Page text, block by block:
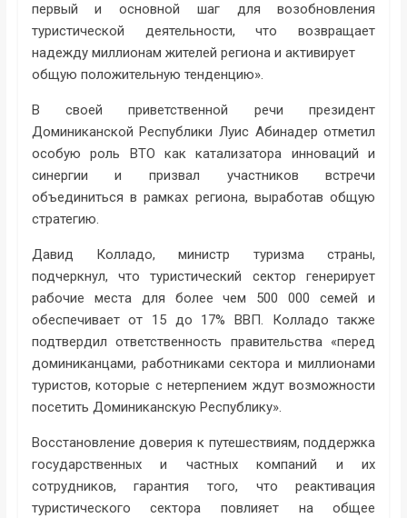
первый и основной шаг для возобновления
туристической деятельности, что возвращает
надежду миллионам жителей региона и активирует
общую положительную тенденцию».
В своей приветственной речи президент
Доминиканской Республики Луис Абинадер отметил
особую роль ВТО как катализатора инноваций и
синергии и призвал участников встречи
объединиться в рамках региона, выработав общую
стратегию.
Давид Колладо, министр туризма страны,
подчеркнул, что туристический сектор генерирует
рабочие места для более чем 500 000 семей и
обеспечивает от 15 до 17% ВВП. Колладо также
подтвердил ответственность правительства «перед
доминиканцами, работниками сектора и миллионами
туристов, которые с нетерпением ждут возможности
посетить Доминиканскую Республику».
Восстановление доверия к путешествиям, поддержка
государственных и частных компаний и их
сотрудников, гарантия того, что реактивация
туристического сектора повлияет на общее